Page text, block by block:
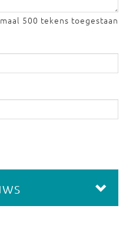
500 tekens toegestaan